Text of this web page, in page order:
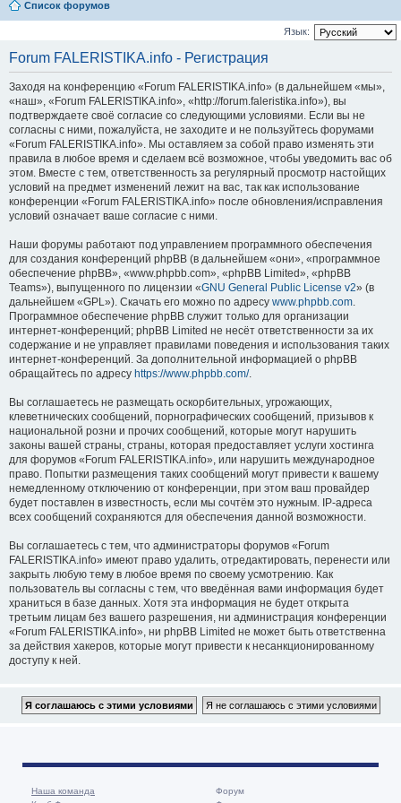
Список форумов
Язык:
Forum FALERISTIKA.info - Регистрация
Заходя на конференцию «Forum FALERISTIKA.info» (в дальнейшем «мы»,
«наш», «Forum FALERISTIKA.info», «http://forum.faleristika.info»), вы
подтверждаете своё согласие со следующими условиями. Если вы не
согласны с ними, пожалуйста, не заходите и не пользуйтесь форумами
«Forum FALERISTIKA.info». Мы оставляем за собой право изменять эти
правила в любое время и сделаем всё возможное, чтобы уведомить вас об
этом. Вместе с тем, ответственность за регулярный просмотр настойщих
условий на предмет изменений лежит на вас, так как использование
конференции «Forum FALERISTIKA.info» после обновления/исправления
условий означает ваше согласие с ними.
Наши форумы работают под управлением программного обеспечения
для создания конференций phpBB (в дальнейшем «они», «программное
обеспечение phpBB», «www.phpbb.com», «phpBB Limited», «phpBB
Teams»), выпущенного по лицензии «GNU General Public License v2» (в
дальнейшем «GPL»). Скачать его можно по адресу www.phpbb.com.
Программное обеспечение phpBB служит только для организации
интернет-конференций; phpBB Limited не несёт ответственности за их
содержание и не управляет правилами поведения и использования таких
интернет-конференций. За дополнительной информацией о phpBB
обращайтесь по адресу https://www.phpbb.com/.
Вы соглашаетесь не размещать оскорбительных, угрожающих,
клеветнических сообщений, порнографических сообщений, призывов к
национальной розни и прочих сообщений, которые могут нарушить
законы вашей страны, страны, которая предоставляет услуги хостинга
для форумов «Forum FALERISTIKA.info», или нарушить международное
право. Попытки размещения таких сообщений могут привести к вашему
немедленному отключению от конференции, при этом ваш провайдер
будет поставлен в известность, если мы сочтём это нужным. IP-адреса
всех сообщений сохраняются для обеспечения данной возможности.
Вы соглашаетесь с тем, что администраторы форумов «Forum
FALERISTIKA.info» имеют право удалить, отредактировать, перенести или
закрыть любую тему в любое время по своему усмотрению. Как
пользователь вы согласны с тем, что введённая вами информация будет
храниться в базе данных. Хотя эта информация не будет открыта
третьим лицам без вашего разрешения, ни администрация конференции
«Forum FALERISTIKA.info», ни phpBB Limited не может быть ответственна
за действия хакеров, которые могут привести к несанкционированному
доступу к ней.
Наша команда
Форум